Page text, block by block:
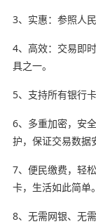
3、实惠：参照人
4、高效：交易即
具之一。
5、支持所有银行
6、多重加密，安
护，保证交易数据
7、便民缴费，轻
卡，生活如此简单。
8、无需网银、无